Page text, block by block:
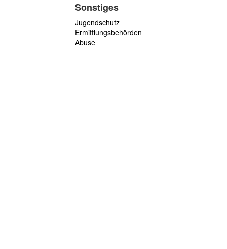
Sonstiges
Jugendschutz
Ermittlungsbehörden
Abuse